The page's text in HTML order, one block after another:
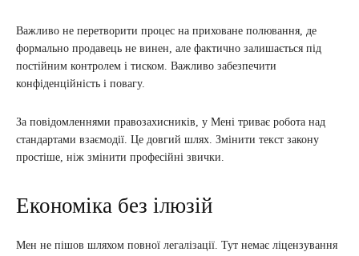
Важливо не перетворити процес на приховане полювання, де
формально продавець не винен, але фактично залишається під
постійним контролем і тиском. Важливо забезпечити
конфіденційність і повагу.
За повідомленнями правозахисників, у Мені триває робота над
стандартами взаємодії. Це довгий шлях. Змінити текст закону
простіше, ніж змінити професійні звички.
Економіка без ілюзій
Мен не пішов шляхом повної легалізації. Тут немає ліцензування